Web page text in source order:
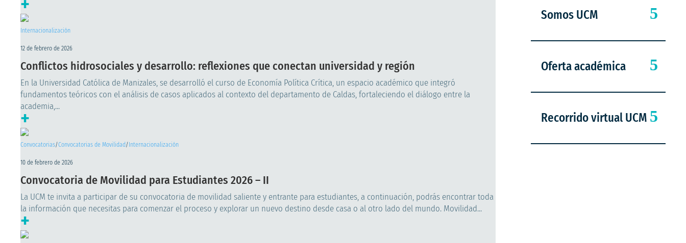
Internacionalización
12 de febrero de 2026
Conflictos hidrosociales y desarrollo: reflexiones que conectan universidad y región
En la Universidad Católica de Manizales, se desarrolló el curso de Economía Política Crítica, un espacio académico que integró
fundamentos teóricos con el análisis de casos aplicados al contexto del departamento de Caldas, fortaleciendo el diálogo entre la
academia,...
+
Convocatorias/Convocatorias de Movilidad/ Internacionalización
10 de febrero de 2026
Convocatoria de Movilidad para Estudiantes 2026 – II
La UCM te invita a participar de su convocatoria de movilidad saliente y entrante para estudiantes, a continuación, podrás encontrar toda
la información que necesitas para comenzar el proceso y explorar un nuevo destino desde casa o al otro lado del mundo. Movilidad...
+
Somos UCM
Oferta académica
Recorrido virtual UCM